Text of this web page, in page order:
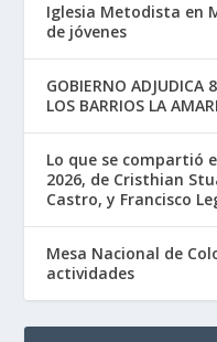
Iglesia Metodista en
de jóvenes
GOBIERNO ADJUDICA
LOS BARRIOS LA
Lo que se compartió
2026, de Cristhian
Castro, y Francisco
Mesa Nacional de
actividades